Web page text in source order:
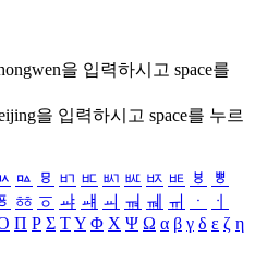
을 입력하시고 space를
을 입력하시고 space를 누르
ㅰ ㅱ ㅲ ㅳ ㅴ ㅵ ㅶ ㅷ ㅸ
ㅹ
ㆅ ㆆ ㆇ ㆈ ㆉ ㆊ ㆋ ㆌ ㆍ
ㆎ
Π Ρ Σ ΤΥ Φ Χ Ψ Ω α β γ δ ε ζ η